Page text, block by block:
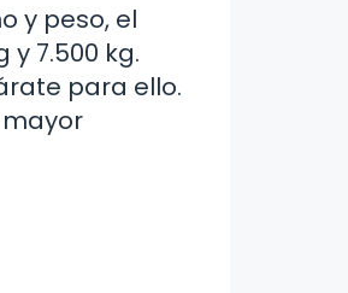
y peso, el
7.500 kg.
para ello.